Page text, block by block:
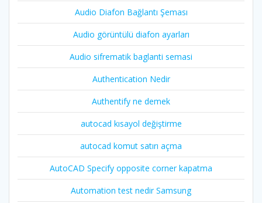
Audio Diafon Bağlantı Şeması
Audio görüntülü diafon ayarları
Audio sifrematik baglanti semasi
Authentication Nedir
Authentify ne demek
autocad kısayol değiştirme
autocad komut satırı açma
AutoCAD Specify opposite corner kapatma
Automation test nedir Samsung